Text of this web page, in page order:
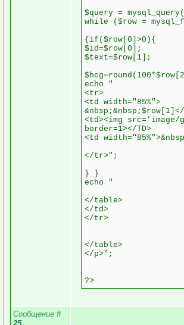
$query =
while ($row =
{if($row[0]>0){
$id=$row[0];
$text=$row[1];
echo "
<tr>
<td width="85%">
<td><img
border=1></TD>
<td
</tr>";
} }
echo "
</table>
</td>
</tr>
</table>
</p>";
?>
Сообщение #